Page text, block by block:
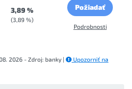
3,89 %
(3,89 %)
Požiadať
Podrobnosti
2026 - Zdroj: banky |
Upozorniť na